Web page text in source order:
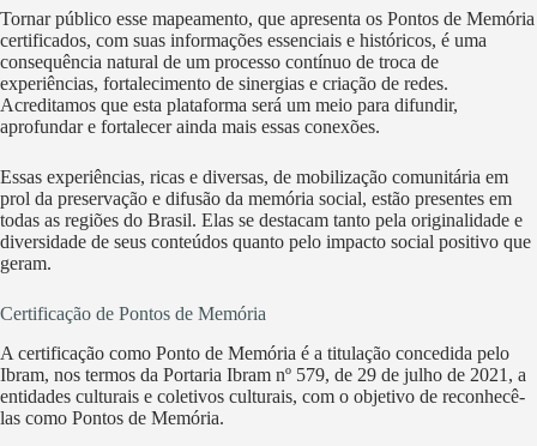
Tornar público esse mapeamento, que apresenta os Pontos de Memória
certificados, com suas informações essenciais e históricos, é uma
consequência natural de um processo contínuo de troca de
experiências, fortalecimento de sinergias e criação de redes.
Acreditamos que esta plataforma será um meio para difundir,
aprofundar e fortalecer ainda mais essas conexões.
Essas experiências, ricas e diversas, de mobilização comunitária em
prol da preservação e difusão da memória social, estão presentes em
todas as regiões do Brasil. Elas se destacam tanto pela originalidade e
diversidade de seus conteúdos quanto pelo impacto social positivo que
geram.
Certificação de Pontos de Memória
A certificação como Ponto de Memória é a titulação concedida pelo
Ibram, nos termos da Portaria Ibram nº 579, de 29 de julho de 2021, a
entidades culturais e coletivos culturais, com o objetivo de reconhecê-
las como Pontos de Memória.